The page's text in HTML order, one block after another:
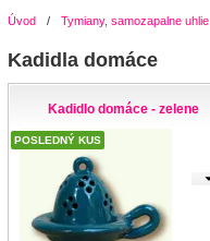
Úvod / Tymiany, samozapalne uhlie
Kadidla domáce
Kadidlo domáce - zelene
POSLEDNÝ KUS